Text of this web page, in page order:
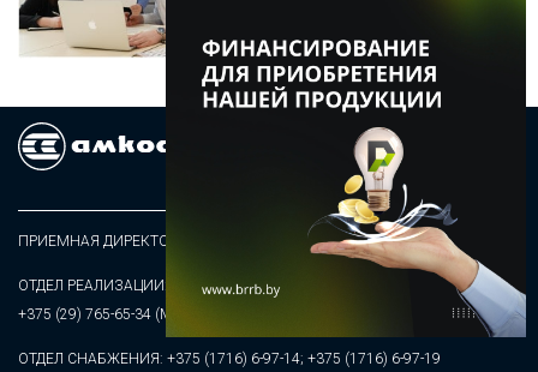
ПРИЕМНАЯ ДИРЕКТОРА: +375 (1716) 6-97-32 (тел/факс)
ОТДЕЛ РЕАЛИЗАЦИИ: +375 (1716) 6-97-34 +375 (44) 789-09-56 (VEL)
+375 (29) 765-65-34 (МТС)
ОТДЕЛ СНАБЖЕНИЯ: +375 (1716) 6-97-14; +375 (1716) 6-97-19